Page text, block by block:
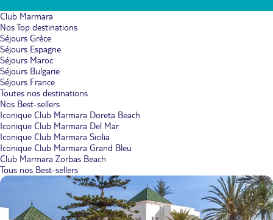
Club Marmara
Nos Top destinations
Séjours Grèce
Séjours Espagne
Séjours Maroc
Séjours Bulgarie
Séjours France
Toutes nos destinations
Nos Best-sellers
Iconique Club Marmara Doreta Beach
Iconique Club Marmara Del Mar
Iconique Club Marmara Sicilia
Iconique Club Marmara Grand Bleu
Club Marmara Zorbas Beach
Tous nos Best-sellers